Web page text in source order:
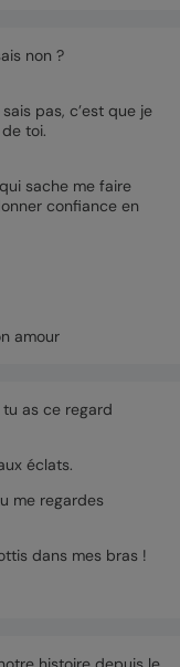
non ?
pas, c’est que je
toi.
sache me faire
confiance en
amour
tu as ce regard
éclats.
me regardes
dans mes bras !